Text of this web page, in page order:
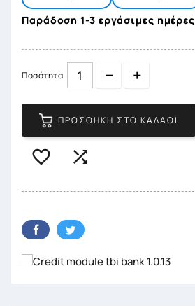
Παράδοση 1-3 εργάσιμες ημέρες
Ποσότητα Quantity
ΠΡΟΣΘΉΚΗ ΣΤΟ ΚΑΛΆΘΙ
 